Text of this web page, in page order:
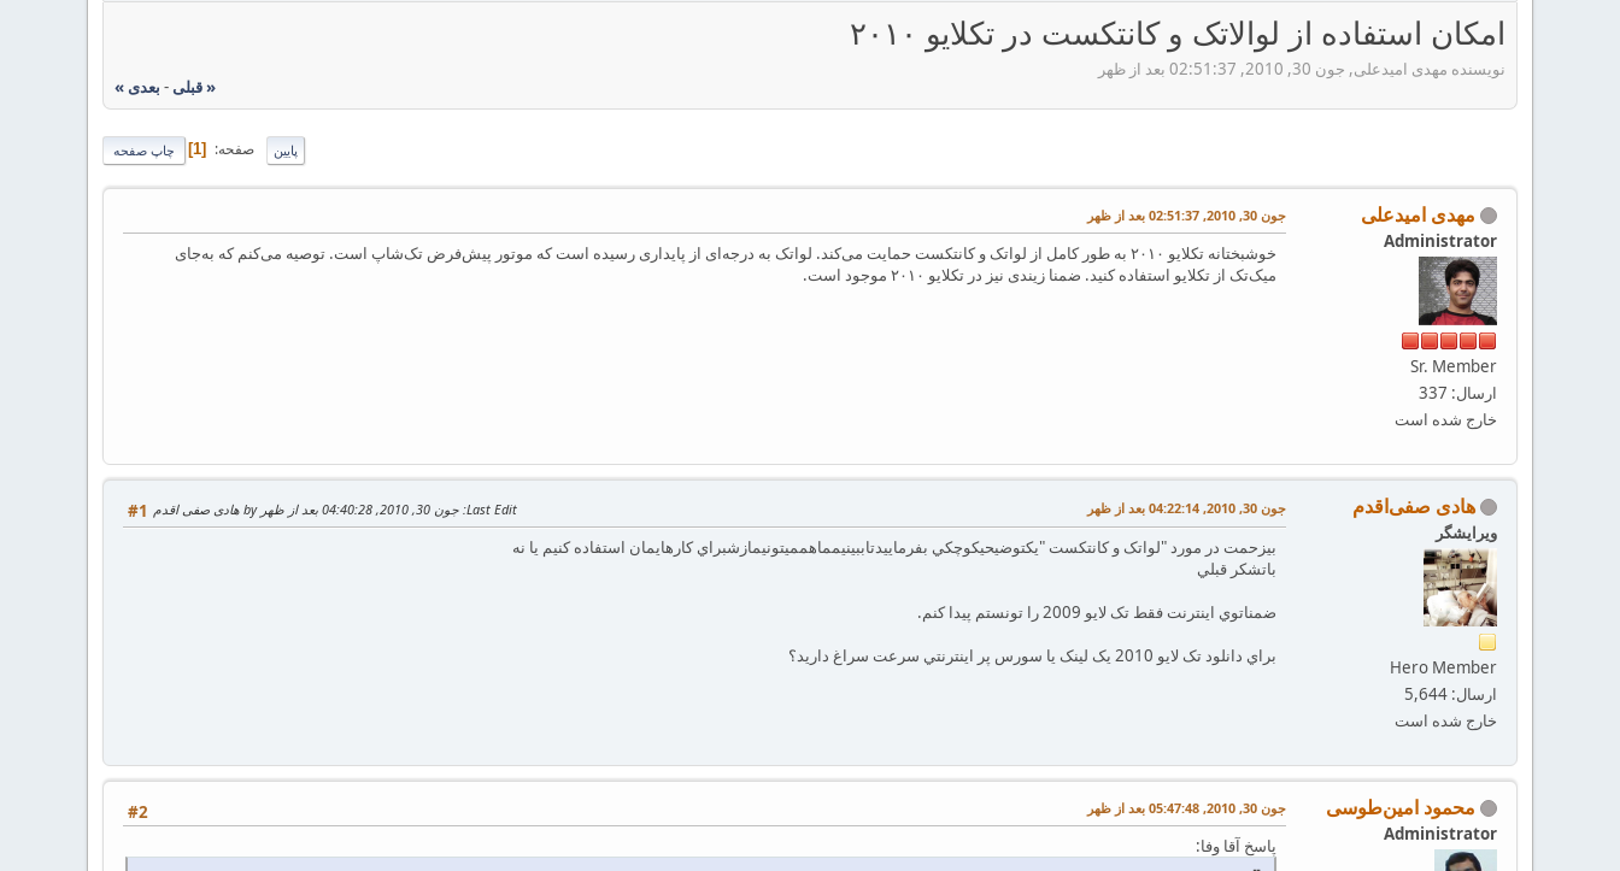
امکان استفاده از لوالاتک و کانتکست در تکلایو ۲۰۱۰
نویسنده مهدی امیدعلی, جون 30, 2010, 02:51:37 بعد از ظهر
« قبلی- بعدی »
چاپ صفحه پایین صفحه 1
مهدی امیدعلی
Administrator
Sr. Member
ارسال: 337
خارج شده است
جون 30, 2010, 02:51:37 بعد از ظهر
خوشبختانه تکلایو ۲۰۱۰ به طور کامل از لواتک و کانتکست حمایت می‌کند. لواتک به درجه‌ای از پایداری رسیده است که موتور پیش‌فرض تک‌شاپ است. توصیه می‌کنم که به‌جای
میک‌تک از تکلایو استفاده کنید. ضمنا زیندی نیز در تکلایو ۲۰۱۰ موجود است.
هادی صفی‌اقدم
ویرایشگر
Hero Member
ارسال: 5,644
خارج شده است
#1 جون 30, 2010, 04:22:14 بعد از ظهر Last Edit: جون 30, 2010, 04:40:28 بعد از ظهر by هادی صفی اقدم
بيزحمت در مورد "لواتک و کانتکست "يکتوضيحيکوچکي بفرماييدتاببينيمماهمميتونيمازشبراي کارهايمان استفاده کنيم يا نه
باتشکر قبلي
ضمناتوي اينترنت فقط تک لايو 2009 را تونستم پيدا کنم.
براي دانلود تک لايو 2010 يک لينک يا سورس پر اينترنتي سرعت سراغ داريد؟
محمود امین‌طوسی
Administrator
#2 جون 30, 2010, 05:47:48 بعد از ظهر
پاسخ آقا وفا: